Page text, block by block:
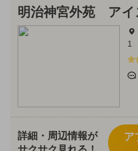
明治神宮外苑 アイ
1
詳細・周辺情報が
ア